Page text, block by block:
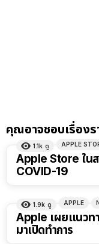
คุณอาจชอบเรื่องร
1.1k ดู APPLE
Apple Store ในส
COVID-19
1.9k ดู APPLE
Apple เผยแนวท
มาเปิดทำการ